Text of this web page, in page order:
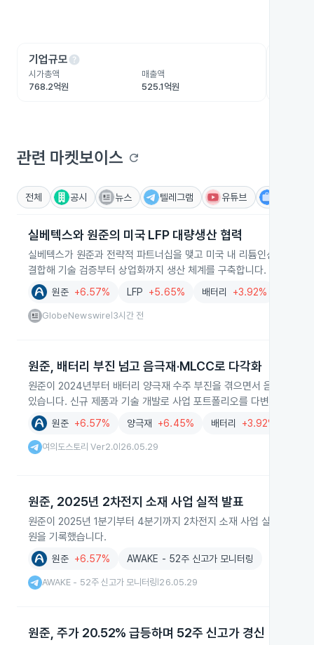
기업규모help
시가총액
768.2억원
매출액
525.1억원
관련 마켓보이스 refresh
전체 공시 뉴스 텔레그램 유튜브
실베텍스와 원준의 미국 LFP 대량생산 협력
실베텍스가 원준과 전략적 파트너십을 맺고 미국 내 리튬인산철
결합해 기술 검증부터 상업화까지 생산 체계를 구축합니다.
원준 +6.57% LFP +5.65% 배터리 +3.92%
GlobeNewswire 3시간 전
원준, 배터리 부진 넘고 음극재·MLCC로 다각화
원준이 2024년부터 배터리 양극재 수주 부진을 겪으면서 음극재와
있습니다. 신규 제품과 기술 개발로 사업 포트폴리오를 다변화하고 있
원준 +6.57% 양극재 +6.45% 배터리 +3.92%
여의도스토리 Ver2.0 26.05.29
원준, 2025년 2차전지 소재 사업 실적 발표
원준이 2025년 1분기부터 4분기까지 2차전지 소재 사업 실적을 발
원을 기록했습니다.
원준 +6.57% AWAKE - 52주 신고가 모니터링
AWAKE - 52주 신고가 모니터링 26.05.29
원준, 주가 20.52% 급등하며 52주 신고가 경신